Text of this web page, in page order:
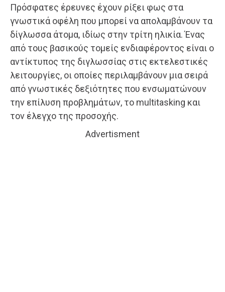
Πρόσφατες έρευνες έχουν ρίξει φως στα
γνωστικά οφέλη που μπορεί να απολαμβάνουν τα
δίγλωσσα άτομα, ιδίως στην τρίτη ηλικία. Ένας
από τους βασικούς τομείς ενδιαφέροντος είναι ο
αντίκτυπος της διγλωσσίας στις εκτελεστικές
λειτουργίες, οι οποίες περιλαμβάνουν μια σειρά
από γνωστικές δεξιότητες που ενσωματώνουν
την επίλυση προβλημάτων, το multitasking και
τον έλεγχο της προσοχής.
Advertisment